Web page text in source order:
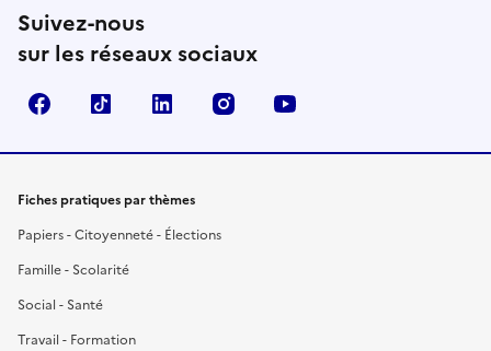
Suivez-nous
sur les réseaux sociaux
FacebookTikTok LinkedIn Instagram
Fiches pratiques par thèmes
Papiers - Citoyenneté - Élections
Famille - Scolarité
Social - Santé
Travail - Formation